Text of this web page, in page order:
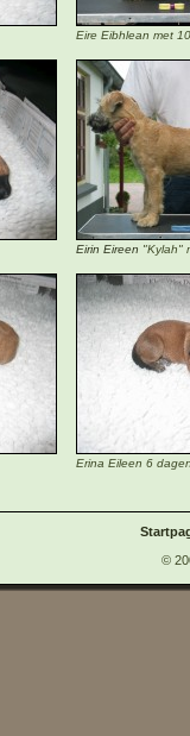
Eire Eibhlean met
Eirin Eireen "Kylah"
Erina Eileen 6
©